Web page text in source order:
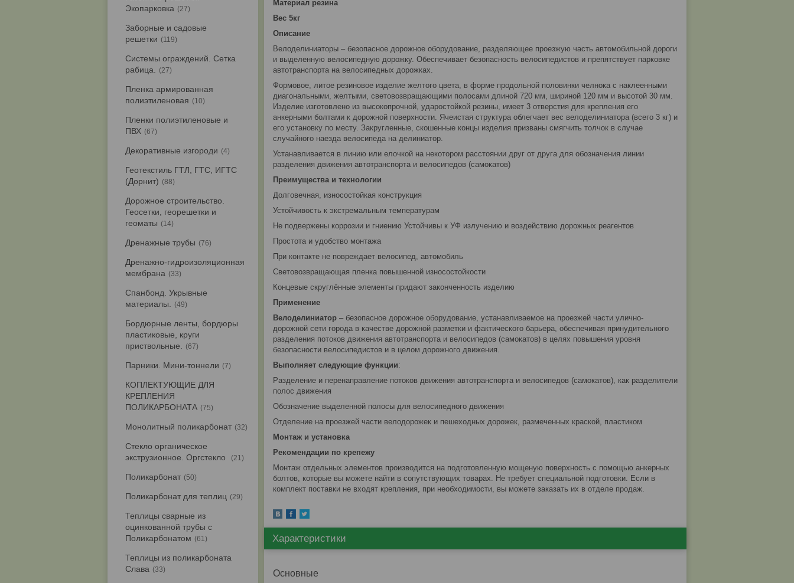
Материал резина
Вес 5кг
Описание
Велоделиниаторы – безопасное дорожное оборудование, разделяющее проезжую часть автомобильной дороги
и выделенную велосипедную дорожку. Обеспечивает безопасность велосипедистов и препятствует парковке
автотранспорта на велосипедных дорожках.
Формовое, литое резиновое изделие желтого цвета, в форме продольной половинки челнока с наклеенными
диагональными, желтыми, световозвращающими полосами длиной 720 мм, шириной 120 мм и высотой 30 мм.
Изделие изготовлено из высокопрочной, ударостойкой резины, имеет 3 отверстия для крепления его
анкерными болтами к дорожной поверхности. Ячеистая структура облегчает вес велоделиниатора (всего 3 кг) и
его установку по месту. Закругленные, скошенные концы изделия призваны смягчить толчок в случае
случайного наезда велосипеда на делиниатор.
Устанавливается в линию или елочкой на некотором расстоянии друг от друга для обозначения линии
разделения движения автотранспорта и велосипедов (самокатов)
Преимущества и технологии
Долговечная, износостойкая конструкция
Устойчивость к экстремальным температурам
Не подвержены коррозии и гниению Устойчивы к УФ излучению и воздействию дорожных реагентов
Простота и удобство монтажа
При контакте не повреждает велосипед, автомобиль
Световозвращающая пленка повышенной износостойкости
Концевые скруглённые элементы придают законченность изделию
Применение
Велоделиниатор – безопасное дорожное оборудование, устанавливаемое на проезжей части улично-
дорожной сети города в качестве дорожной разметки и фактического барьера, обеспечивая принудительного
разделения потоков движения автотранспорта и велосипедов (самокатов) в целях повышения уровня
безопасности велосипедистов и в целом дорожного движения.
Выполняет следующие функции:
Разделение и перенаправление потоков движения автотранспорта и велосипедов (самокатов), как разделители
полос движения
Обозначение выделенной полосы для велосипедного движения
Отделение на проезжей части велодорожек и пешеходных дорожек, размеченных краской, пластиком
Монтаж и установка
Рекомендации по крепежу
Монтаж отдельных элементов производится на подготовленную мощеную поверхность с помощью анкерных
болтов, которые вы можете найти в сопутствующих товарах. Не требует специальной подготовки. Если в
комплект поставки не входят крепления, при необходимости, вы можете заказать их в отделе продаж.
Характеристики
Основные
Экопарковка
27
Заборные и садовые
решетки
119
Системы ограждений. Сетка
рабица.
27
Пленка армированная
полиэтиленовая
10
Пленки полиэтиленовые и
ПВХ
67
Декоративные изгороди 4
Геотекстиль ГТЛ, ГТС, ИГТС
(Дорнит)
88
Дорожное строительство.
Геосетки, георешетки и
геоматы
14
Дренажные трубы 76
Дренажно-гидроизоляционная
мембрана
33
Спанбонд. Укрывные
материалы.
49
Бордюрные ленты, бордюры
пластиковые, круги
приствольные.
67
Парники. Мини-тоннели 7
КОПЛЕКТУЮЩИЕ ДЛЯ
КРЕПЛЕНИЯ
ПОЛИКАРБОНАТА
75
Монолитный поликарбонат 32
Стекло органическое
экструзионное. Оргстекло
21
Поликарбонат 50
Поликарбонат для теплиц 29
Теплицы сварные из
оцинкованной трубы с
Поликарбонатом
61
Теплицы из поликарбоната
Слава
33